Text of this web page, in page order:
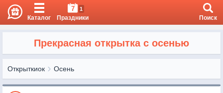
Каталог
7 1
Праздники Поиск
Прекрасная открытка с осенью
Открыткиок Осень